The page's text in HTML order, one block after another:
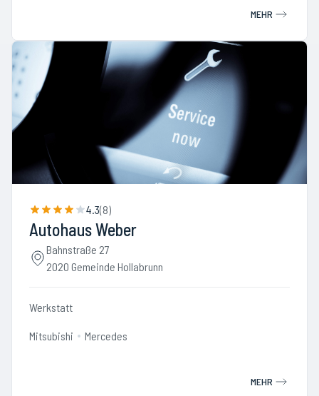
MEHR
4.3(8)
Autohaus Weber
Bahnstraße 27
2020 Gemeinde Hollabrunn
Werkstatt
Mitsubishi Mercedes
MEHR